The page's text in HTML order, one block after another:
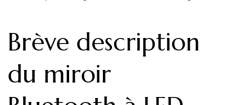
Brève description
du miroir